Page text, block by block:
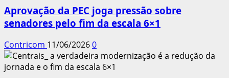
Aprovação da PEC joga pressão sobre
senadores pelo fim da escala 6×1
Contricom 11/06/20260